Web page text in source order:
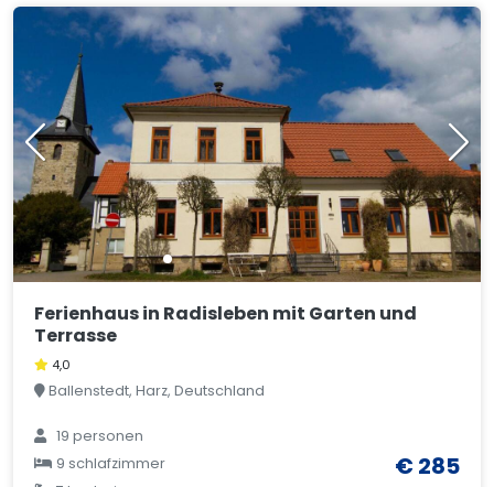
Ferienhaus in Radisleben mit Garten und
Terrasse
4,0
Ballenstedt, Harz, Deutschland
19 personen
9 schlafzimmer
€ 285